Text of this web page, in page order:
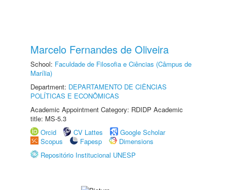
Marcelo Fernandes de Oliveira
School: Faculdade de Filosofia e Ciências (Câmpus de
Marília)
Department: DEPARTAMENTO DE CIÊNCIAS
POLÍTICAS E ECONÔMICAS
Academic Appointment Category: RDIDP Academic
title: MS-5.3
Orcid
CV Lattes
Google Scholar
Scopus
Fapesp
Dimensions
Repositório Institucional UNESP